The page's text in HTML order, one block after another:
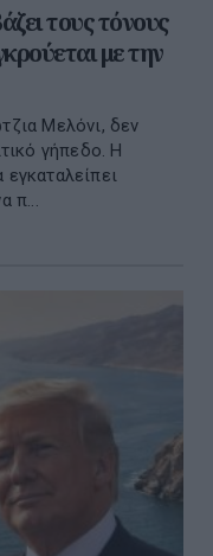
τους τόνους
με την
Μελόνι, δεν
γήπεδο. Η
π...